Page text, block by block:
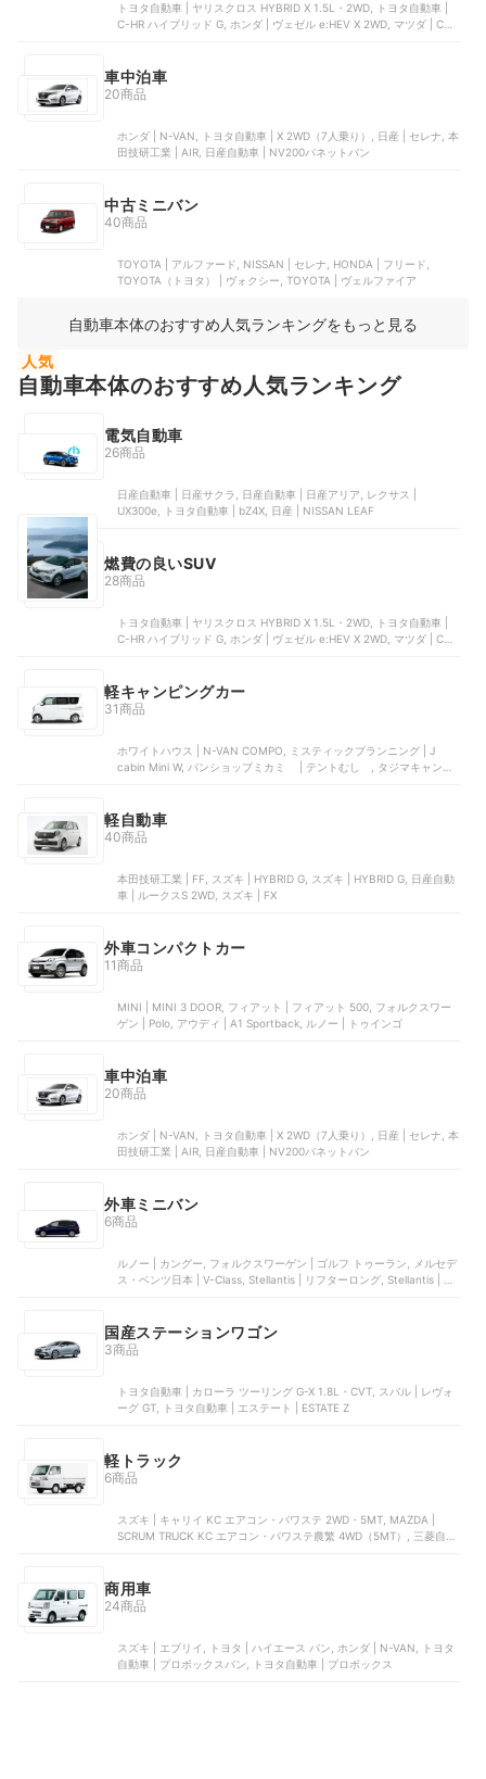
トヨタ自動車 | ヤリスクロス HYBRID X 1.5L・2WD, トヨタ自動車 |
C-HR ハイブリッド G, ホンダ | ヴェゼル e:HEV X 2WD, マツダ | CX-
車中泊車
20商品
ホンダ | N-VAN, トヨタ自動車 | X 2WD（7人乗り）, 日産 | セレナ, 本
田技研工業 | AIR, 日産自動車 | NV200バネットバン
中古ミニバン
40商品
TOYOTA | アルファード, NISSAN | セレナ, HONDA | フリード,
TOYOTA（トヨタ） | ヴォクシー, TOYOTA | ヴェルファイア
自動車本体のおすすめ人気ランキングをもっと見る
人気
自動車本体のおすすめ人気ランキング
電気自動車
26商品
日産自動車 | 日産サクラ, 日産自動車 | 日産アリア, レクサス |
UX300e, トヨタ自動車 | bZ4X, 日産 | NISSAN LEAF
燃費の良いSUV
28商品
トヨタ自動車 | ヤリスクロス HYBRID X 1.5L・2WD, トヨタ自動車 |
C-HR ハイブリッド G, ホンダ | ヴェゼル e:HEV X 2WD, マツダ | CX-
軽キャンピングカー
31商品
ホワイトハウス | N-VAN COMPO, ミスティックプランニング | J
cabin Mini W, バンショップミカミ | テントむし , タジマキャンパ
軽自動車
40商品
本田技研工業 | FF, スズキ | HYBRID G, スズキ | HYBRID G, 日産自動
車 | ルークスS 2WD, スズキ | FX
外車コンパクトカー
11商品
MINI | MINI 3 DOOR, フィアット | フィアット 500, フォルクスワー
ゲン | Polo, アウディ | A1 Sportback, ルノー | トゥインゴ
車中泊車
20商品
ホンダ | N-VAN, トヨタ自動車 | X 2WD（7人乗り）, 日産 | セレナ, 本
田技研工業 | AIR, 日産自動車 | NV200バネットバン
外車ミニバン
6商品
ルノー | カングー, フォルクスワーゲン | ゴルフ トゥーラン, メルセデ
ス・ベンツ日本 | V-Class, Stellantis | リフターロング, Stellantis | ベ
国産ステーションワゴン
3商品
トヨタ自動車 | カローラ ツーリング G-X 1.8L・CVT, スバル | レヴォ
ーグ GT, トヨタ自動車 | エステート | ESTATE Z
軽トラック
6商品
スズキ | キャリイ KC エアコン・パワステ 2WD・5MT, MAZDA |
SCRUM TRUCK KC エアコン・パワステ農繁 4WD（5MT）, 三菱自動
商用車
24商品
スズキ | エブリイ, トヨタ | ハイエース バン, ホンダ | N-VAN, トヨタ
自動車 | プロボックスバン, トヨタ自動車 | プロボックス